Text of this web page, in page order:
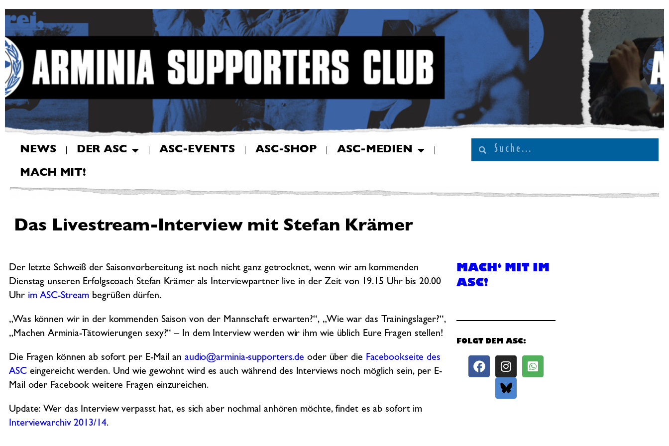
NEWS DER ASC ASC-EVENTS ASC-SHOP ASC-MEDIEN
MACH MIT!
Das Livestream-Interview mit Stefan Krämer
Der letzte Schweiß der Saisonvorbereitung ist noch nicht ganz getrocknet, wenn wir am kommenden
Dienstag unseren Erfolgscoach Stefan Krämer als Interviewpartner live in der Zeit von 19.15 Uhr bis 20.00
Uhr im ASC-Stream begrüßen dürfen.
„Was können wir in der kommenden Saison von der Mannschaft erwarten?“, „Wie war das Trainingslager?“,
„Machen Arminia-Tätowierungen sexy?“ – In dem Interview werden wir ihm wie üblich Eure Fragen stellen!
Die Fragen können ab sofort per E-Mail an audio@arminia-supporters.de oder über die Facebookseite des
ASCeingereicht werden. Und wie gewohnt wird es auch während des Interviews noch möglich sein, per E-
Mail oder Facebook weitere Fragen einzureichen.
Update: Wer das Interview verpasst hat, es sich aber nochmal anhören möchte, findet es ab sofort im
Interviewarchiv 2013/14.
MACH‘ MIT IM
ASC!
FOLGT DEM ASC: